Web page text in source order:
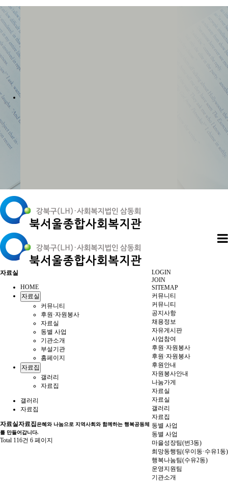
LOGIN
JOIN
SITEMAP
커뮤니티
커뮤니티
공지사항
채용정보
자유게시판
사업참여
후원·자원봉사
후원·자원봉사
후원안내
자원봉사안내
나눔가게
자료실
자료실
갤러리
자료집
동별 사업
동별 사업
마을성장팀(번3동)
희망동행팀(우이동·수유1동)
행복나눔팀(수유2동)
운영지원팀
기관소개
자료실
HOME
자료실
커뮤니티
후원·자원봉사
자료실
동별 사업
기관소개
부설기관
홈페이지
자료집
갤러리
자료집
갤러리
자료집
자료실자료집은혜와 나눔으로 지역사회와 함께하는 행복공동체
를 만들어갑니다.
Total 116건 6 페이지